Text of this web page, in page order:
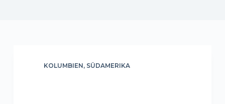
KOLUMBIEN, SÜDAMERIKA